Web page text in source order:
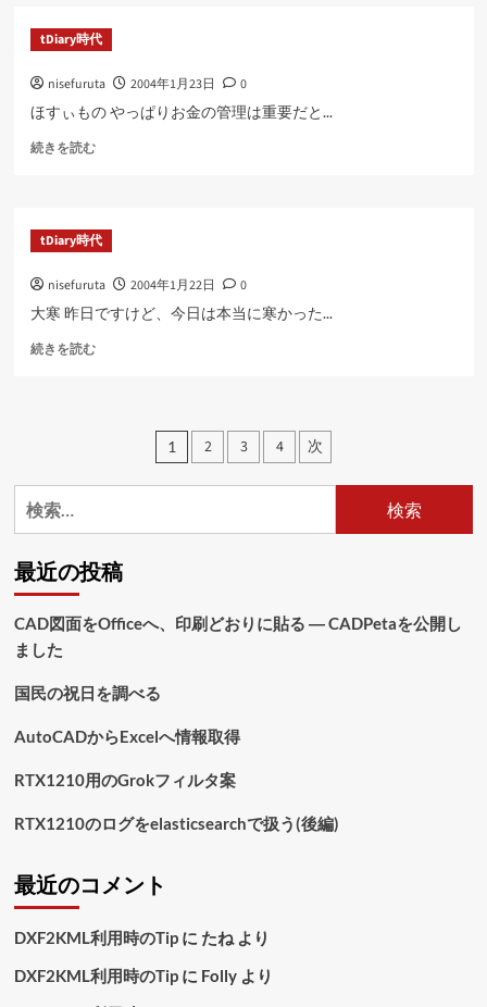
さ
ら
読
む
tDiary時代
nisefuruta 2004年1月23日
0
ほすぃもの やっぱりお金の管理は重要だと...
続きを読むに
さ
ら
読
む
tDiary時代
nisefuruta 2004年1月22日
0
大寒 昨日ですけど、今日は本当に寒かった...
続きを読むに
読
投
稿
ジ
り
1 2 3 4 次
検
索:
最近の投稿
CAD図面をOfficeへ、印刷どおりに貼る ― CADPetaを公開し
ました
国民の祝日を調べる
AutoCADからExcelへ情報取得
RTX1210用のGrokフィルタ案
RTX1210のログをelasticsearchで扱う(後編)
最近のコメント
DXF2KML利用時のTipに たねより
DXF2KML利用時のTipに Follyより